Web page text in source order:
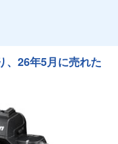
、26年5月に売れた